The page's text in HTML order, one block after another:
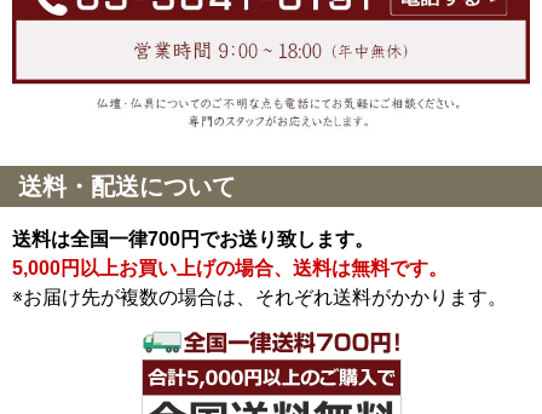
送料・配送について
送料は全国一律700円でお送り致します。
5,000円以上お買い上げの場合、送料は無料です。
※お届け先が複数の場合は、それぞれ送料がかかります。